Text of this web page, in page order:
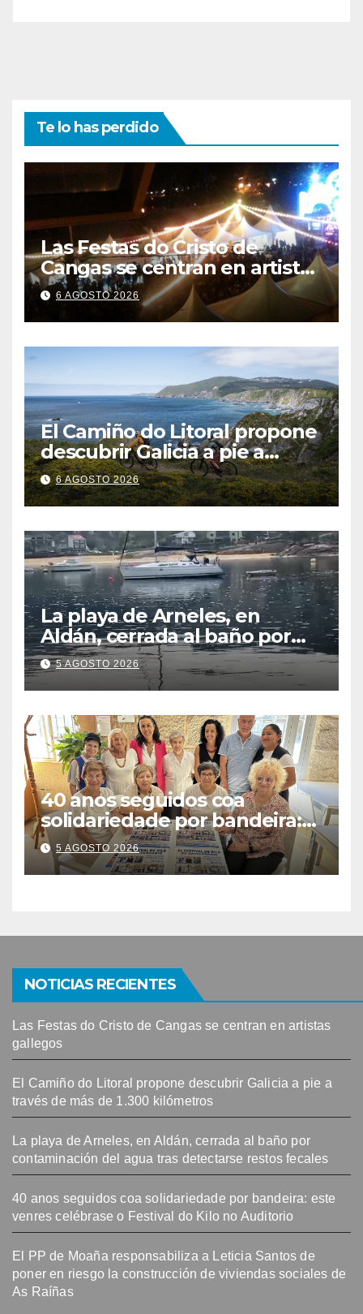
Te lo has perdido
Las Festas do Cristo de
Cangas se centran en artistas
gallegos
6 AGOSTO 2026
El Camiño do Litoral propone
descubrir Galicia a pie a
través de más de 1.300
kilómetros
6 AGOSTO 2026
La playa de Arneles, en
Aldán, cerrada al baño por
contaminación del agua tras
detectarse restos fecales
5 AGOSTO 2026
40 anos seguidos coa
solidariedade por bandeira:
este venres celébrase o
Festival do Kilo no Auditorio
5 AGOSTO 2026
NOTICIAS RECIENTES
Las Festas do Cristo de Cangas se centran en artistas
gallegos
El Camiño do Litoral propone descubrir Galicia a pie a
través de más de 1.300 kilómetros
La playa de Arneles, en Aldán, cerrada al baño por
contaminación del agua tras detectarse restos fecales
40 anos seguidos coa solidariedade por bandeira: este
venres celébrase o Festival do Kilo no Auditorio
El PP de Moaña responsabiliza a Leticia Santos de
poner en riesgo la construcción de viviendas sociales de
As Raíñas